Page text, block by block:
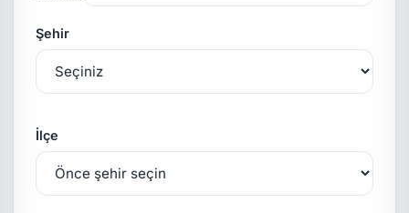
Şehir
İlçe